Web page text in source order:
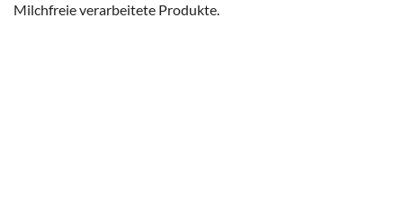
Milchfreie verarbeitete Produkte.